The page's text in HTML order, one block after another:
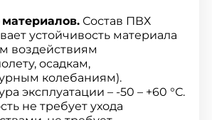
материалов.Состав ПВХ
устойчивость материала
воздействиям
осадкам,
колебаниям).
эксплуатации – -50 – +60 °С.
не требует ухода